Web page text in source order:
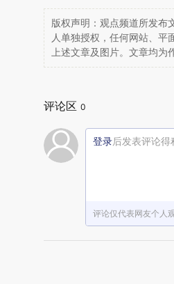
版权声明：观点频道所发布
人单独授权，任何网站、平
上述文章及图片。文章均为
评论区 0
登录后发表评论得
评论仅代表网友个人